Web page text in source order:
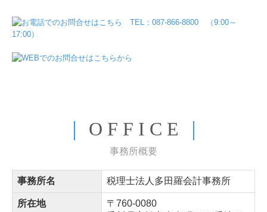
｜ O F F I C E ｜
税理士法人多田羅会計事務所